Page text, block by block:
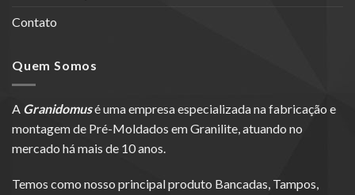
Contato
Quem Somos
A Granidomusé uma empresa especializada na fabricação e
montagem de Pré-Moldados em Granilite, atuando no
mercado há mais de 10 anos.
Temos como nosso principal produto Bancadas, Tampos,